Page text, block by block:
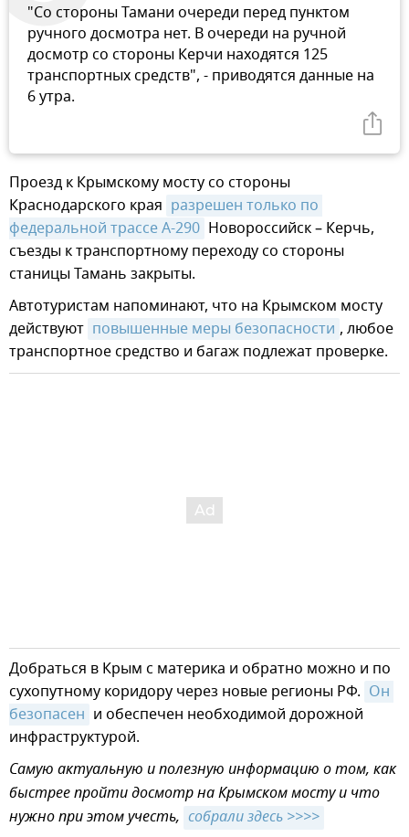
"Со стороны Тамани очереди перед пунктом
ручного досмотра нет. В очереди на ручной
досмотр со стороны Керчи находятся 125
транспортных средств", - приводятся данные на
6 утра.
Проезд к Крымскому мосту со стороны
Краснодарского края разрешен только по
федеральной трассе А-290 Новороссийск – Керчь,
съезды к транспортному переходу со стороны
станицы Тамань закрыты.
Автотуристам напоминают, что на Крымском мосту
действуют повышенные меры безопасности , любое
транспортное средство и багаж подлежат проверке.
Добраться в Крым с материка и обратно можно и по
сухопутному коридору через новые регионы РФ. Он
безопасен и обеспечен необходимой дорожной
инфраструктурой.
Самую актуальную и полезную информацию о том, как
быстрее пройти досмотр на Крымском мосту и что
нужно при этом учесть, собрали здесь >>>>